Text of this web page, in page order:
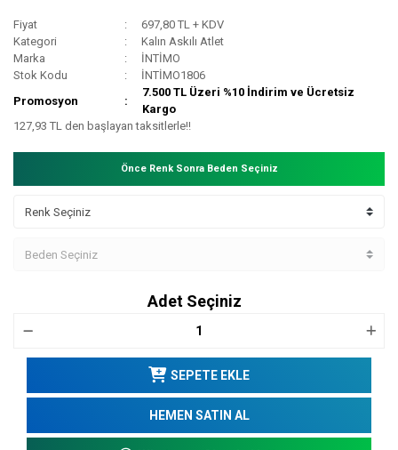
Fiyat
697,80 TL + KDV
Kategori
Kalın Askılı Atlet
Marka
İNTİMO
Stok Kodu
İNTİMO1806
Promosyon
7.500 TL Üzeri %10 İndirim ve Ücretsiz
Kargo
127,93 TL den başlayan taksitlerle!!
Önce Renk Sonra Beden Seçiniz
Adet Seçiniz
SEPETE EKLE
HEMEN SATIN AL